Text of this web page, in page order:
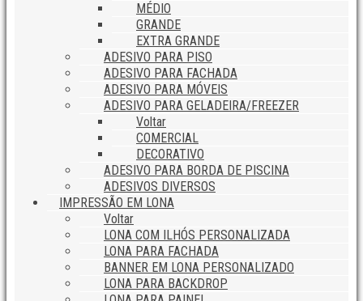
MÉDIO
GRANDE
EXTRA GRANDE
ADESIVO PARA PISO
ADESIVO PARA FACHADA
ADESIVO PARA MÓVEIS
ADESIVO PARA GELADEIRA/FREEZER
Voltar
COMERCIAL
DECORATIVO
ADESIVO PARA BORDA DE PISCINA
ADESIVOS DIVERSOS
IMPRESSÃO EM LONA
Voltar
LONA COM ILHÓS PERSONALIZADA
LONA PARA FACHADA
BANNER EM LONA PERSONALIZADO
LONA PARA BACKDROP